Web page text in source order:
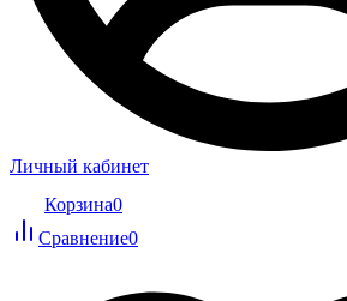
Личный кабинет
Корзина0
Сравнение0